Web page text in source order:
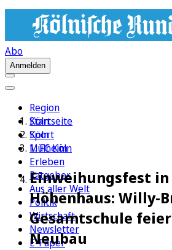
Abo
Anmelden
Region
Köln
Sport
1. FC Köln
Erleben
Ratgeber
Aus aller Welt
Politik
Wirtschaft
Newsletter
E-Paper
Startseite
Köln
Mülheim
Einweihungsfest in
Höhenhaus: Willy-
Gesamtschule
Neubau